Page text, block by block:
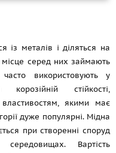
із металів і діляться на
серед них займають
використовують у
стійкості,
якими має
дуже популярні. Мідна
при створенні споруд
Вартість